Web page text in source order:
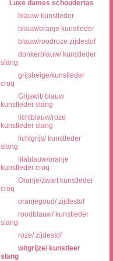
Luxe dames schoudertas
blauw/ kunstleder
blauw/oranje kunstleder
blauw/roodroze zijdestof
donkerblauw/ kunstleder
slang
grijsbeige/kunstleder
croq
Grijswit/ blauw
kunstleder slang
lichtblauw/roze
kunstleder slang
lichtgrijs/ kunstleder
slang
lilablauw/oranje
kunstleder croq
Oranje/zwart kunstleder
croq
oranjegoud/ zijdestof
roodblauw/ kunstleder
slang
roze/ zijdestof
witgrijze/ kunstleer
slang